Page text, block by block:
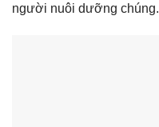
người nuôi dưỡng chúng.